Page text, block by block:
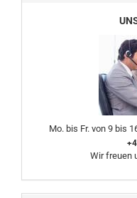
Mo. bis Fr. von 9 bis
Wir freuen